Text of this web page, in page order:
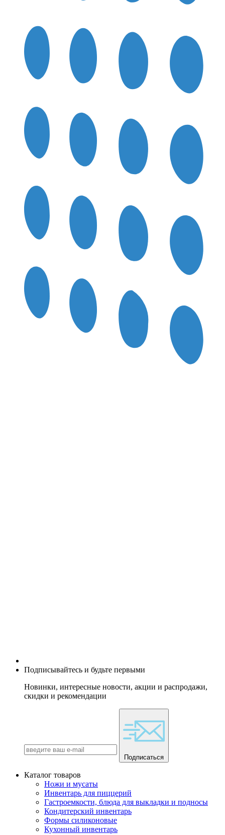
Подписывайтесь и будьте первыми
Новинки, интересные новости, акции и распродажи,
скидки и рекомендации
Подписаться
Каталог товаров
Ножи и мусаты
Инвентарь для пиццерий
Гастроемкости, блюда для выкладки и подносы
Кондитерский инвентарь
Формы силиконовые
Кухонный инвентарь